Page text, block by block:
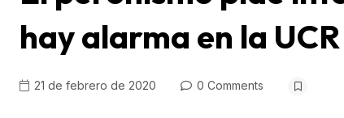
hay alarma en la UCR
21 de febrero de 2020 0 Comments